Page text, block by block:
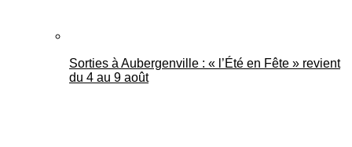
Sorties à Aubergenville : « l’Été en Fête » revient
du 4 au 9 août